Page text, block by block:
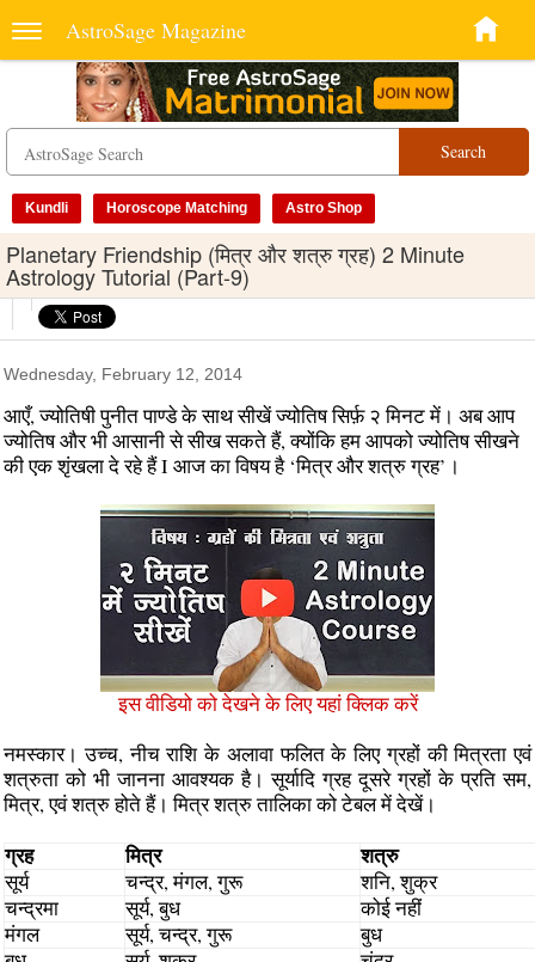
AstroSage Magazine
Search
Kundli Horoscope Matching Astro Shop
Planetary Friendship (मित्र और शत्रु ग्रह) 2 Minute
Astrology Tutorial (Part-9)
Wednesday, February 12, 2014
आएँ, ज्योतिषी पुनीत पाण्डे के साथ सीखें ज्योतिष सिर्फ़ २ मिनट में। अब आप
ज्योतिष और भी आसानी से सीख सकते हैं, क्योंकि हम आपको ज्योतिष सीखने
की एक शृंखला दे रहे हैं I आज का विषय है ‘मित्र और शत्रु ग्रह’।
इस वीडियो को देखने के लिए यहां क्लिक करें
नमस्‍कार। उच्‍च, नीच राशि के अलावा फलित के लिए ग्रहों की मित्रता एवं
शत्रुता को भी जानना आवश्‍यक है। सूर्यादि ग्रह दूसरे ग्रहों के प्रति सम,
मित्र, एवं शत्रु होते हैं। मित्र शत्रु तालिका को टेबल में देखें।
ग्रह मित्र शत्रु
सूर्य चन्द्र, मंगल, गुरू
शनि, शुक्र
चन्द्रमा
सूर्य, बुध
कोई नहीं
मंगल
सूर्य, चन्द्र, गुरू
बुध